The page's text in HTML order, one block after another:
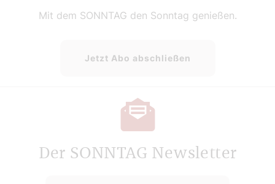
Mit dem SONNTAG den Sonntag genießen.
Jetzt Abo abschließen
Der SONNTAG Newsletter